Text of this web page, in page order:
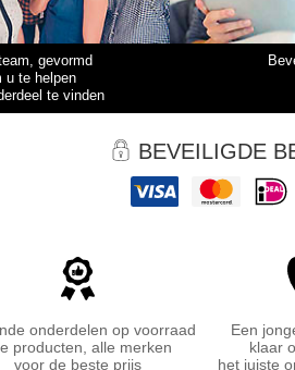
gevormd
u te helpen
te vinden
BEVEILIGDE
onderdelen op voorraad
producten, alle merken
voor de beste prijs
Een
klaar
het juiste